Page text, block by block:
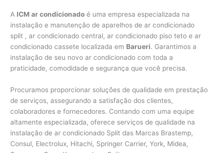
A ICM ar condicionado é uma empresa especializada na
instalação e manutenção de aparelhos de ar condicionado
split , ar condicionado central, ar condicionado piso teto e ar
condicionado cassete localizada em Barueri. Garantimos a
instalação de seu novo ar condicionado com toda a
praticidade, comodidade e segurança que você precisa.
Procuramos proporcionar soluções de qualidade em prestação
de serviços, assegurando a satisfação dos clientes,
colaboradores e fornecedores. Contando com uma equipe
altamente especializada, oferece serviços de qualidade na
instalação de ar condicionado Split das Marcas Brastemp,
Consul, Electrolux, Hitachi, Springer Carrier, York, Midea,